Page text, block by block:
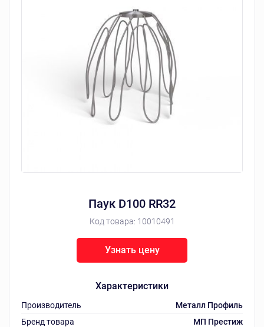
Паук D100 RR32
Код товара: 10010491
Характеристики
Производитель
Металл Профиль
Бренд товара
МП Престиж
Узнать цену